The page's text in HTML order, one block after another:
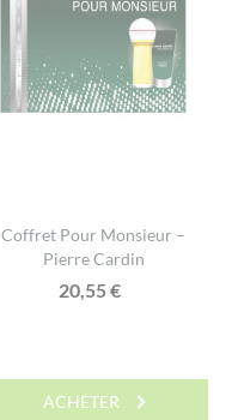
Coffret Pour Monsieur –
Pierre Cardin
20,55€
ACHETER